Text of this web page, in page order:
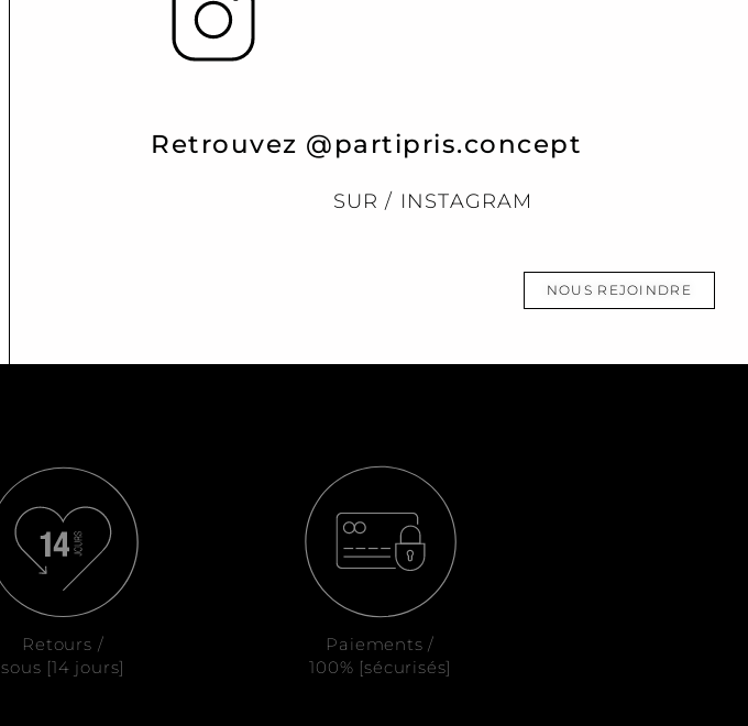
Retrouvez @partipris.concept
SUR / INSTAGRAM
NOUS REJOINDRE
Retours /
sous [14 jours]
Paiements /
100% [sécurisés]